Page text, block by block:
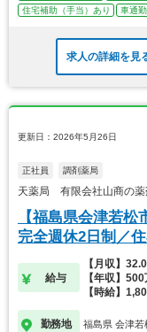
住宅補助（手当）あり
車通
求人の詳細を見
更新日：2026年5月26日
正社員 調剤薬局
天薬局 有限会社山商の薬
【福島県会津若
完全週休2日制／
給与
【月収】
【年収】
【時給】
勤務地 福島県 会津若